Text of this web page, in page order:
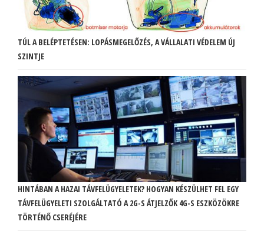
TÚL A BELÉPTETÉSEN: LOPÁSMEGELŐZÉS, A VÁLLALATI VÉDELEM ÚJ
SZINTJE
HINTÁBAN A HAZAI TÁVFELÜGYELETEK? HOGYAN KÉSZÜLHET FEL EGY
TÁVFELÜGYELETI SZOLGÁLTATÓ A 2G-S ÁTJELZŐK 4G-S ESZKÖZÖKRE
TÖRTÉNŐ CSERÉJÉRE